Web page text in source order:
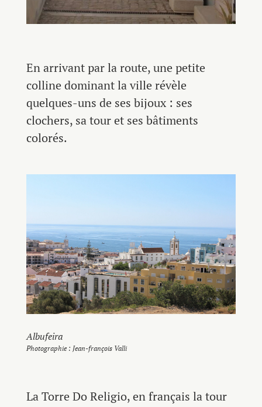
En arrivant par la route, une petite
colline dominant la ville révèle
quelques-uns de ses bijoux : ses
clochers, sa tour et ses bâtiments
colorés.
Albufeira
Photographie : Jean-françois Valli
La Torre Do Religio, en français la tour